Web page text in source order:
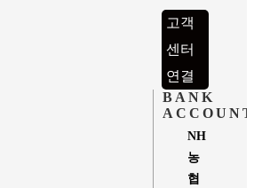
고객
센터
연결
BANK
ACCOUNT
NH
농
협